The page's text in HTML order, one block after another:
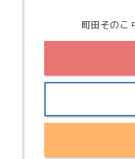
町田そのこ